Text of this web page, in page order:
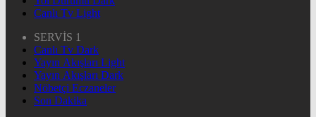
Canlı Tv Light
SERVİS 1
Canlı Tv Dark
Yayın Akışları Light
Yayın Akışları Dark
Nöbetçi Eczaneler
Son Dakika